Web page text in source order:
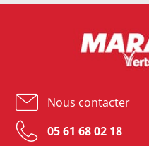
Nous contacter
05 61 68 02 18